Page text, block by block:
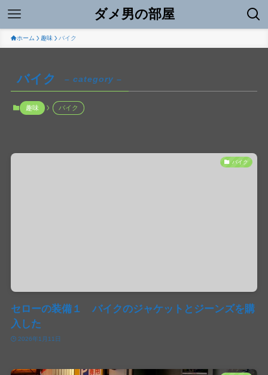
ダメ男の部屋
ホーム 趣味 バイク
バイク – category –
趣味 バイク
バイク
セローの装備１ バイクのジャケットとジーンズを購
入した
2026年1月11日